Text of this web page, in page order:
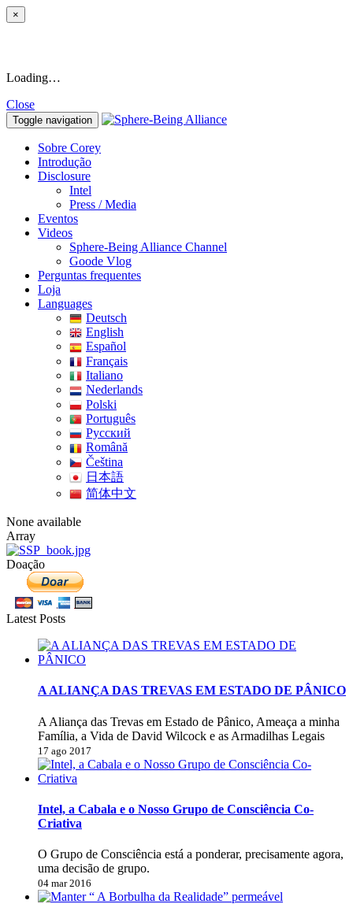
×
Loading…
Close
Toggle navigation
Sobre Corey
Introdução
Disclosure
Intel
Press / Media
Eventos
Videos
Sphere-Being Alliance Channel
Goode Vlog
Perguntas frequentes
Loja
Languages
Deutsch
English
Español
Français
Italiano
Nederlands
Polski
Português
Pусский
Română
Čeština
日本語
简体中文
None available
Array
Doação
Latest Posts
A ALIANÇA DAS TREVAS EM ESTADO DE PÂNICO
A Aliança das Trevas em Estado de Pânico, Ameaça a minha
Família, a Vida de David Wilcock e as Armadilhas Legais
17 ago 2017
Intel, a Cabala e o Nosso Grupo de Consciência Co-
Criativa
O Grupo de Consciência está a ponderar, precisamente agora,
uma decisão de grupo.
04 mar 2016